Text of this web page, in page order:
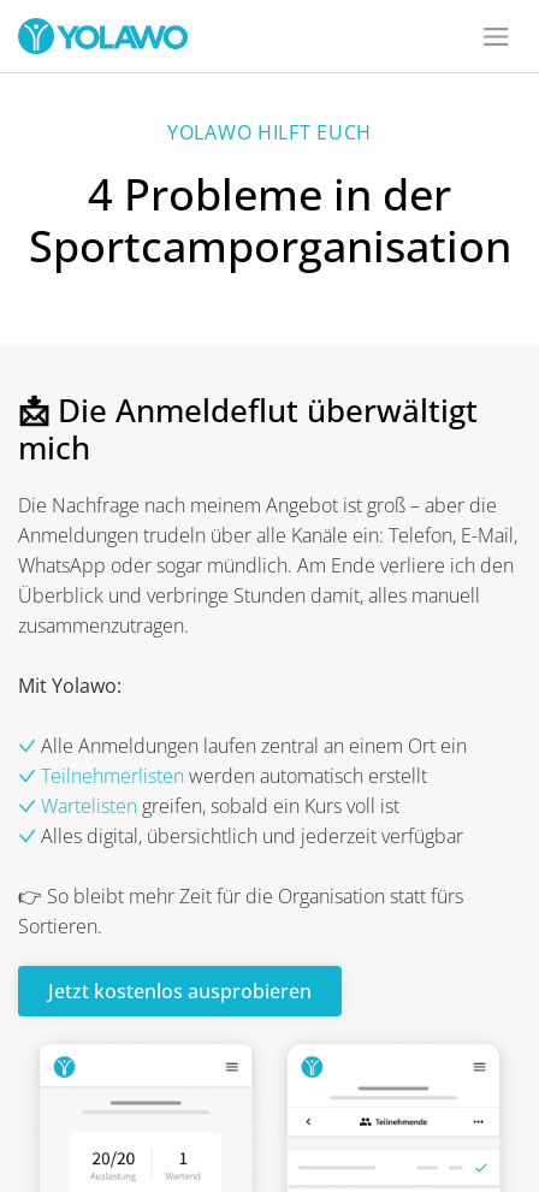
YOLAWO HILFT EUCH
4 Probleme in der
Sportcamporganisation
📩 Die Anmeldeflut überwältigt
mich
Die Nachfrage nach meinem Angebot ist groß – aber die
Anmeldungen trudeln über alle Kanäle ein: Telefon, E-Mail,
WhatsApp oder sogar mündlich. Am Ende verliere ich den
Überblick und verbringe Stunden damit, alles manuell
zusammenzutragen.
Mit Yolawo:
Alle Anmeldungen laufen zentral an einem Ort ein
Teilnehmerlistenwerden automatisch erstellt
Wartelisten greifen, sobald ein Kurs voll ist
Alles digital, übersichtlich und jederzeit verfügbar
👉 So bleibt mehr Zeit für die Organisation statt fürs
Sortieren.
Jetzt kostenlos ausprobieren